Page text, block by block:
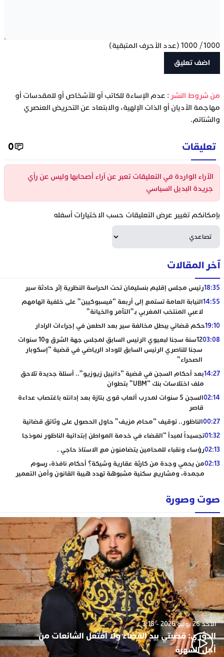
1000
/
1000 (عدد الأحرف المتبقية)
‫من شروط النشر : عدم الإساءة للكاتب أو للأشخاص أو للمقدسات أو
مهاجمة الأديان أو الذات الإلهية، والابتعاد عن التحريض العنصري
والشتائم.
تعليقات 0
الآراء الواردة في التعليقات تعبر عن آراء أصحابها وليس عن رأي
جريدة البديل السياسي
بإمكانكم تغيير عرض التعليقات حسب الاختيارات أسفله
آخر المقالات
18:35رئيس مجلس إقليم بنسليمان تحت الحراسة النظرية إثر حادثة سير
14:55النيابة العامة تستمع إلى أربعة “فيسبوكيين” على خلفية اتهامهم
لاعبي المنتخب المغربي بـ”التآمر والخيانة”
19:10حكم قضائي يبطل مخالفة سير بعد الطعن في إجراءات الرادار
03:08
12سنة سجنا لبعيوي الرئيس السابق لمجلس جهة الشرق و10 سنوات
سجنا للناصري الرئيس السابق للوداد الرياضي في قضية “إسكوبار
الصحراء”
14:27بعد أحكام السجن في قضية “دانييل زيوزيو”.. أسئلة جديدة تلاحق
ملف اختلاسات بنك “UBM” بتطوان
02:14
السجن 5 سنوات لمدرب ألعاب قوى بتازة بعد إدانته باغتصاب عداءة
قاصر
00:27الناظور.. توقيف “محام مزيف” حاول الحصول على وثائق قضائية
01:32تجسيداً لمبدأ “القضاء في خدمة المواطن إبتدائية الناظور نموذجا
02:13رؤساء ونقباء للمحامين يتضامنون مع الاستاذ حاجي .
02:13من يحمي وجدة من كارثة عقارية وشيكة؟ أحكام نافذة، رسوم
مجمدة، ومشاريع سكنية مشبوهة تهدد هيبة القانون وأمن التعمير
صوت وصورة
الأحد 26 يوليو 2026 - 3:18
الدوزي: قضيتي بيد القضاء ولا أفتعل الشائعات من
أجل الشهرة